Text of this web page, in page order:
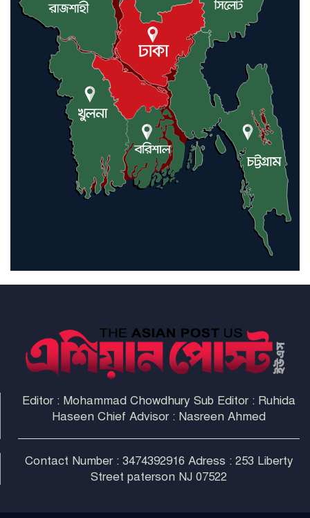
এবার চীনের দ্বারস্থ হলেন ডোনাল্ড
ট্রাম্প
ইরানে কঠোর হামলা অব্যাহত রাখতে
ট্রাম্পকে আহ্বান সৌদি আরবের
ইরাকসহ মধ্যপ্রাচ্যে ২৪ হামলা চালাল
ইরানপন্থি গোষ্ঠী
হরমুজ প্রণালী সুরক্ষায় মিত্ররা সাহায্য
না করলে ন্যাটোর ভবিষ্যৎ খারাপ
Editor : Mohammad Chowdhury Sub Editor : Ruhida
Haseen Chief Advisor : Nasreen Ahmed
Contact Number : 3474392916 Adress : 253 Liberty
Street paterson NJ 07522